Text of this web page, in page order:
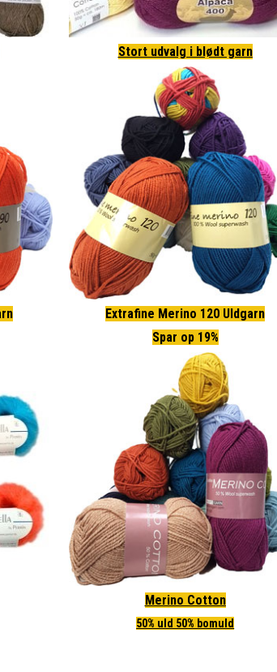
Stort udvalg i blødt garn
Extrafine Merino 120 Uldgarn
Spar op 19%
Merino Cotton
50% uld 50% bomuld